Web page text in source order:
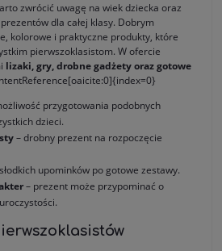
zwrócić uwagę na wiek dziecka oraz
dla całej klasy. Dobrym
kolorowe i praktyczne produkty, które
pierwszoklasistom. W ofercie
lizaki, gry, drobne gadżety oraz gotowe
przygotowania podobnych
dzieci.
– drobny prezent na rozpoczęcie
upominków po gotowe zestawy.
– prezent może przypominać o